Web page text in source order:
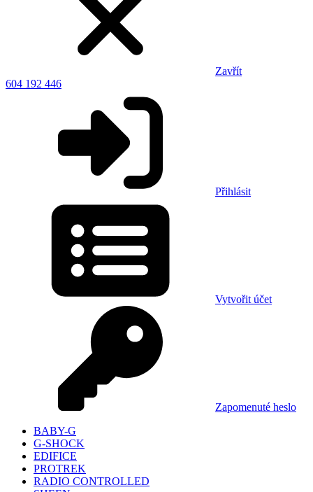
Zavřít
604 192 446
Přihlásit
Vytvořit účet
Zapomenuté heslo
BABY-G
G-SHOCK
EDIFICE
PROTREK
RADIO CONTROLLED